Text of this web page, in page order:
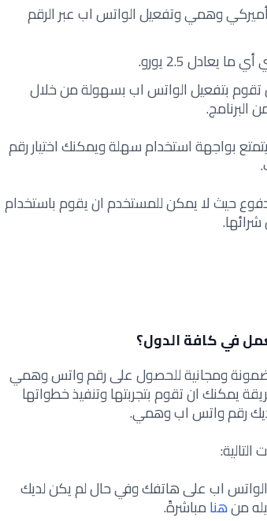
أميركي وهمي وتفعيل الواتس اب عبر الرقم
بتفعيل الواتس اب بسهولة من خلال
البرنامج.
بواجهة استخدام سهلة ويمكنك اختيار رقم
حيث لا يمكن للمستخدم ان يقوم باستخدام
في كافة الدول؟
ومجانية للحصول على رقم واتس وهمي
يمكنك ان تقوم بتجربتها وتنفيذ خطواتها
رقم واتس اب وهمي.
اب على هاتفك وفي حال لم يكن لديك
منهنامباشرةً.